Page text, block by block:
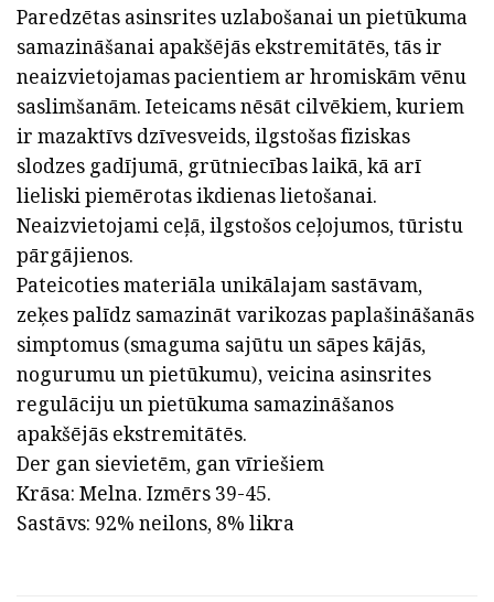
Paredzētas asinsrites uzlabošanai un pietūkuma
samazināšanai apakšējās ekstremitātēs, tās ir
neaizvietojamas pacientiem ar hromiskām vēnu
saslimšanām. Ieteicams nēsāt cilvēkiem, kuriem
ir mazaktīvs dzīvesveids, ilgstošas fiziskas
slodzes gadījumā, grūtniecības laikā, kā arī
lieliski piemērotas ikdienas lietošanai.
Neaizvietojami ceļā, ilgstošos ceļojumos, tūristu
pārgājienos.
Pateicoties materiāla unikālajam sastāvam,
zeķes palīdz samazināt varikozas paplašināšanās
simptomus (smaguma sajūtu un sāpes kājās,
nogurumu un pietūkumu), veicina asinsrites
regulāciju un pietūkuma samazināšanos
apakšējās ekstremitātēs.
Der gan sievietēm, gan vīriešiem
Krāsa: Melna. Izmērs 39-45.
Sastāvs: 92% neilons, 8% likra